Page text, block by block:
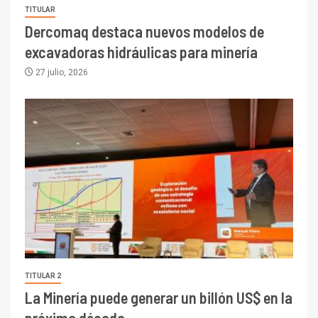
TITULAR
Dercomaq destaca nuevos modelos de
excavadoras hidráulicas para minería
27 julio, 2026
TITULAR 2
La Minería puede generar un billón US$ en la